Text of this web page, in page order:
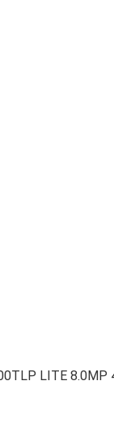
LITE 8.0MP